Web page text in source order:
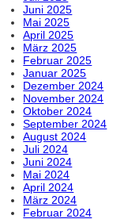
Juni 2025
Mai 2025
April 2025
März 2025
Februar 2025
Januar 2025
Dezember 2024
November 2024
Oktober 2024
September 2024
August 2024
Juli 2024
Juni 2024
Mai 2024
April 2024
März 2024
Februar 2024